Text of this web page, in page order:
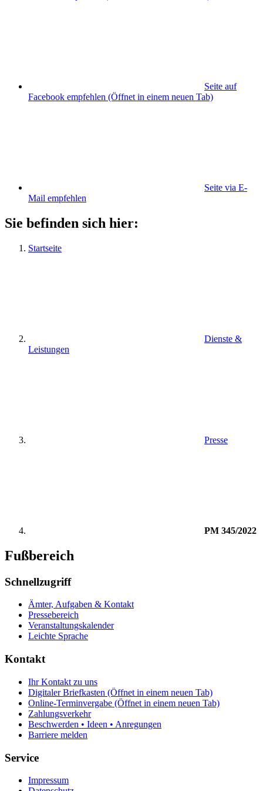
Seite auf
Facebook empfehlen (Öffnet in einem neuen Tab)
Seite via E-
Mail empfehlen
Sie befinden sich hier:
Startseite
Dienste &
Leistungen
Presse
PM 345/2022
Fußbereich
Schnellzugriff
Ämter, Aufgaben & Kontakt
Pressebereich
Veranstaltungskalender
Leichte Sprache
Kontakt
Ihr Kontakt zu uns
Digitaler Briefkasten (Öffnet in einem neuen Tab)
Online-Terminvergabe (Öffnet in einem neuen Tab)
Zahlungsverkehr
Beschwerden • Ideen • Anregungen
Barriere melden
Service
Impressum